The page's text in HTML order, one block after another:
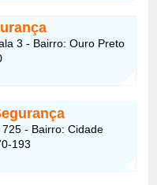
3 - Bairro: Ouro Preto
- Bairro: Cidade
193